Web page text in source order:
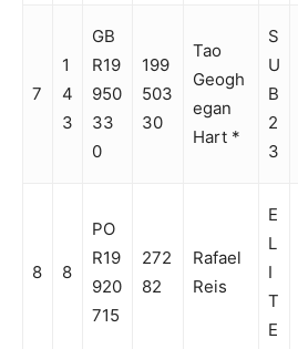
7
1
4
3
GB
R19
950
33
0
199
503
30
Tao
Geogh
egan
Hart *
S
U
B
2
3
8 8
PO
R19
920
715
272
82
Rafael
Reis
E
L
I
T
E